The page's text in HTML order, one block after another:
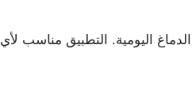
اليومية. التطبيق مناسب لأي